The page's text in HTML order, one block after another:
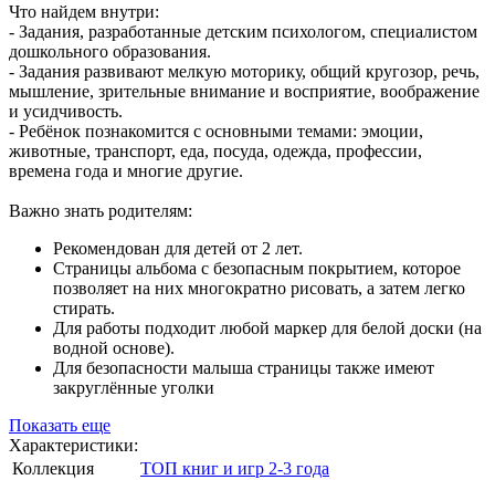
Что найдем внутри:
- Задания, разработанные детским психологом, специалистом
дошкольного образования.
- Задания развивают мелкую моторику, общий кругозор, речь,
мышление, зрительные внимание и восприятие, воображение
и усидчивость.
- Ребёнок познакомится с основными темами: эмоции,
животные, транспорт, еда, посуда, одежда, профессии,
времена года и многие другие.
Важно знать родителям:
Рекомендован для детей от 2 лет.
Страницы альбома с безопасным покрытием, которое
позволяет на них многократно рисовать, а затем легко
стирать.
Для работы подходит любой маркер для белой доски (на
водной основе).
Для безопасности малыша страницы также имеют
закруглённые уголки
Показать еще
Характеристики:
Коллекция
ТОП книг и игр 2-3 года